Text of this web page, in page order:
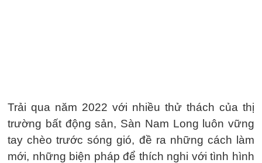
Trải qua năm 2022 với nhiều thử thách của thị
trường bất động sản, Sàn Nam Long luôn vững
tay chèo trước sóng gió, đề ra những cách làm
mới, những biện pháp để thích nghi với tình hình